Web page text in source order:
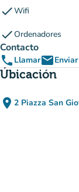
checkWifi
checkOrdenadores
Contacto
phone Llamaremail
Úbicación
place 2 Piazza San